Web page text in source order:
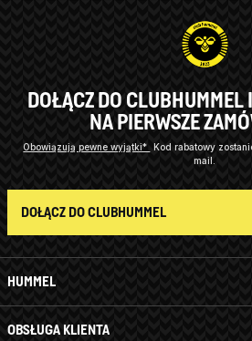
HUMMEL
OBSŁUGA KLIENTA
DOŁĄCZ DO CLUBHUMMEL
NA PIERWSZE
Obowiązują pewne wyjątki*
Kod rabatowy
mail.
DOŁĄCZ DO CLUBHUMMEL